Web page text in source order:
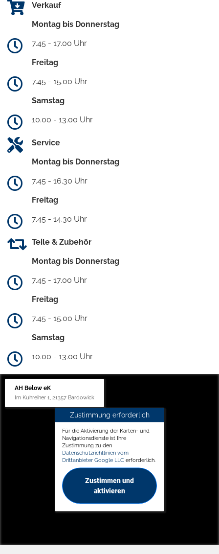
Verkauf
Montag bis Donnerstag
7.45 - 17.00 Uhr
Freitag
7.45 - 15.00 Uhr
Samstag
10.00 - 13.00 Uhr
Service
Montag bis Donnerstag
7.45 - 16.30 Uhr
Freitag
7.45 - 14.30 Uhr
Teile & Zubehör
Montag bis Donnerstag
7.45 - 17.00 Uhr
Freitag
7.45 - 15.00 Uhr
Samstag
10.00 - 13.00 Uhr
AH Below eK
Im Kuhreiher 1, 21357 Bardowick
Zustimmung erforderlich
Für die Aktivierung der Karten- und
Navigationsdienste ist Ihre
Zustimmung zu den
Datenschutzrichtlinien vom
Drittanbieter Google LLC erforderlich.
Zustimmen und
aktivieren